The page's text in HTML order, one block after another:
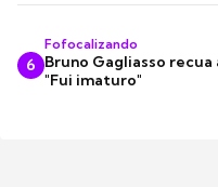
6
Fofocalizando
Bruno Gagliasso
"Fui imaturo"